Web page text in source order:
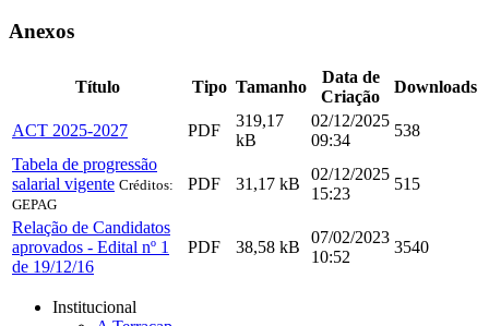
Anexos
Título Tipo Tamanho
Data de
Criação
Downloads
ACT 2025-2027 PDF
319,17
kB
02/12/2025
09:34
538
Tabela de progressão
salarial vigente Créditos:
GEPAG
PDF 31,17 kB
02/12/2025
15:23
515
Relação de Candidatos
aprovados - Edital nº 1
de 19/12/16
PDF 38,58 kB
07/02/2023
10:52
3540
Institucional